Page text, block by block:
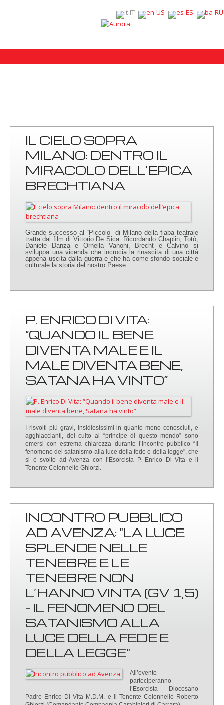
IL CIELO SOPRA
MILANO: DENTRO IL
MIRACOLO DELL’EPICA
BRECHTIANA
Grande successo al “Piccolo” di Milano della fiaba teatrale
tratta dal film di Vittorio De Sica. Ricordando Chaplin, Totò,
Daniele Danza e Ornella Vanoni, Brecht e Calvino si
sviluppa una vicenda che incrocia la rinascita di una città
appena uscita dalla guerra e che ha come sfondo sociale e
culturale la storia del nostro Paese.
P. ENRICO DI VITA:
“QUANDO IL BENE
DIVENTA MALE E IL
MALE DIVENTA BENE,
SATANA HA VINTO”
I risvolti più gravi, insidiosissimi in quanto meno conosciuti, e
agghiaccianti, del culto al “principe di questo mondo” sono
emersi con estrema chiarezza durante l’incontro pubblico “Il
fenomeno del satanismo alla luce della fede e della legge", che
si è svolto ad Avenza con l’Esorcista P. Enrico Di Vita e il
Tenente Colonnello Ghiorzi.
INCONTRO PUBBLICO
AD AVENZA: "LA LUCE
SPLENDE NELLE
TENEBRE E LE
TENEBRE NON
L’HANNO VINTA (GV 1,5)
- IL FENOMENO DEL
SATANISMO ALLA
LUCE DELLA FEDE E
DELLA LEGGE"
All’evento
parteciperanno
l’Esorcista Diocesano
Padre Enrico Di Vita M.D.M. e il Tenente Colonnello Roberto